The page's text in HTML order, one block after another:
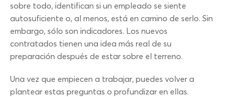
sobre todo, identifican si un empleado se siente
autosuficiente o, al menos, está en camino de serlo. Sin
embargo, sólo son indicadores. Los nuevos
contratados tienen una idea más real de su
preparación después de estar sobre el terreno.
Una vez que empiecen a trabajar, puedes volver a
plantear estas preguntas o profundizar en ellas.